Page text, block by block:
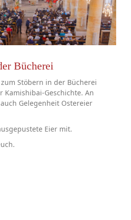
Bücherei
Stöbern in der Bücherei
Kamishibai-Geschichte. An
Gelegenheit Ostereier
Eier mit.